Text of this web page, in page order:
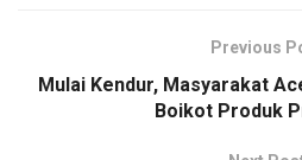
Previous
Mulai Kendur, Masyarakat
Boikot Produk